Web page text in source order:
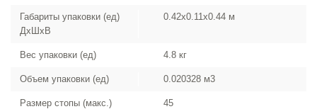
Габариты упаковки (ед)
ДхШхВ
0.42x0.11x0.44 м
Вес упаковки (ед) 4.8 кг
Объем упаковки (ед) 0.020328 м3
Размер стопы (макс.) 45